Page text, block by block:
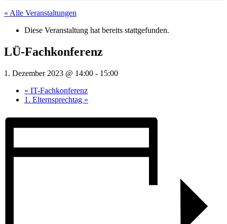
« Alle Veranstaltungen
Diese Veranstaltung hat bereits stattgefunden.
LÜ-Fachkonferenz
1. Dezember 2023 @ 14:00 - 15:00
« IT-Fachkonferenz
1. Elternsprechtag »